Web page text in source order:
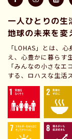
一人ひとりの生
地球の未来を変
「LOHAS」とは、
え、心豊かに暮らす
「みんなの小さな
する、ロハスな生活